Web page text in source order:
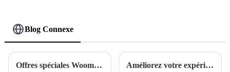
Blog Connexe
Offres spéciales Woomi Thanksgiving : des offres exclusives pour montrer notre gratitude ! Améliorez votre expérience de vapotage avec le Woomi Play 22000 !